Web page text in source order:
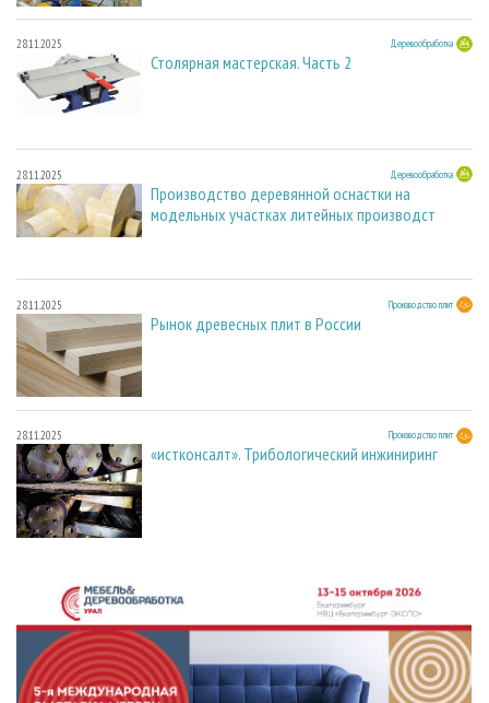
28.11.2025 Деревообработка
Столярная мастерская. Часть 2
28.11.2025 Деревообработка
Производство деревянной оснастки на
модельных участках литейных производст
28.11.2025 Производство плит
Рынок древесных плит в России
28.11.2025 Производство плит
«истконсалт». Трибологический инжиниринг